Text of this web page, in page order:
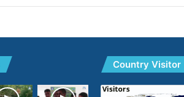
Country Visitor